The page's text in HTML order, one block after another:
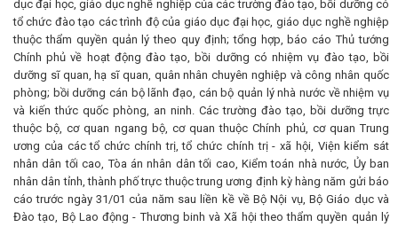
dục đại học, giáo dục nghề nghiệp của các trường đào tạo, bồi dưỡng có
tổ chức đào tạo các trình độ của giáo dục đại học, giáo dục nghề nghiệp
thuộc thẩm quyền quản lý theo quy định; tổng hợp, báo cáo Thủ tướng
Chính phủ về hoạt động đào tạo, bồi dưỡng có nhiệm vụ đào tạo, bồi
dưỡng sĩ quan, hạ sĩ quan, quân nhân chuyên nghiệp và công nhân quốc
phòng; bồi dưỡng cán bộ lãnh đạo, cán bộ quản lý nhà nước về nhiệm vụ
và kiến thức quốc phòng, an ninh. Các trường đào tạo, bồi dưỡng trực
thuộc bộ, cơ quan ngang bộ, cơ quan thuộc Chính phủ, cơ quan Trung
ương của các tổ chức chính trị, tổ chức chính trị - xã hội, Viện kiểm sát
nhân dân tối cao, Tòa án nhân dân tối cao, Kiểm toán nhà nước, Ủy ban
nhân dân tỉnh, thành phố trực thuộc trung ương định kỳ hàng năm gửi báo
cáo trước ngày 31/01 của năm sau liền kề về Bộ Nội vụ, Bộ Giáo dục và
Đào tạo, Bộ Lao động - Thương binh và Xã hội theo thẩm quyền quản lý